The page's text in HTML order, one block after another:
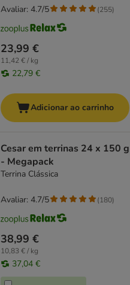
23,99 €
11,42 € / kg
22,79 €
Avaliar: 4.7/5 (255)
Adicionar ao carrinho
Cesar em terrinas 24 x 150 g
- Megapack
Terrina Clássica
38,99 €
10,83 € / kg
37,04 €
Avaliar: 4.7/5 (180)